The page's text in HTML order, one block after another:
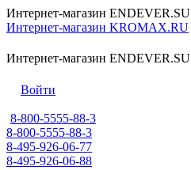
Интернет-магазин ENDEVER.SU
Интернет-магазин KROMAX.RU
Интернет-магазин ENDEVER.SU
Войти
8-800-5555-88-3
8-800-5555-88-3
8-495-926-06-77
8-495-926-06-88